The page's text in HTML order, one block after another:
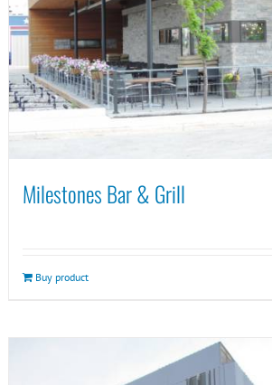
Milestones Bar & Grill
Buy product